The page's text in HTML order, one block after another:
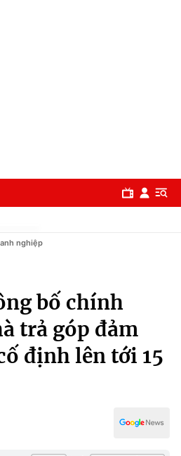
nghiệp
bố chính
trả góp đảm
định lên tới 15